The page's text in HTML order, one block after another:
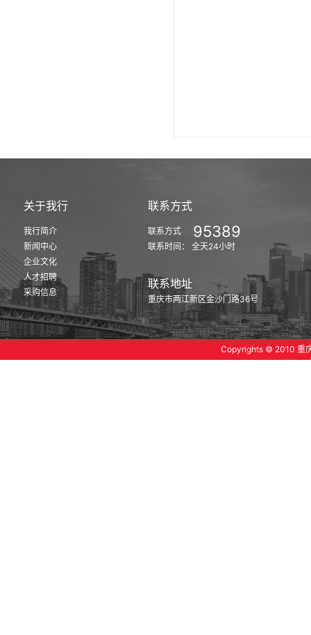
关于我行
我行简介
新闻中心
企业文化
人才招聘
采购信息
联系方式
联系方式 95389
联系时间： 全天24小时
联系地址
重庆市两江新区金沙门路36号
Copyrights © 2010 重